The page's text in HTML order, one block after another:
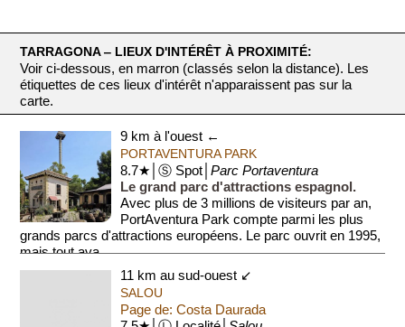
TARRAGONA ‒ LIEUX D'INTÉRÊT À PROXIMITÉ:
Voir ci-dessous, en marron (classés selon la distance). Les
étiquettes de ces lieux d'intérêt n'apparaissent pas sur la
carte.
9 km à l'ouest ←
PORTAVENTURA PARK
8.7★│Ⓢ Spot│Parc Portaventura
Le grand parc d'attractions espagnol.
Avec plus de 3 millions de visiteurs par an,
PortAventura Park compte parmi les plus
grands parcs d'attractions européens. Le parc ouvrit en 1995,
mais tout ava...
11 km au sud-ouest ↙
SALOU
Page de: Costa Daurada